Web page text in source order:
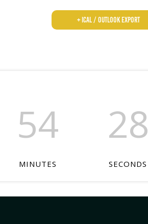
+ iCal / Outlook export
54
MINUTES
27
SECONDS